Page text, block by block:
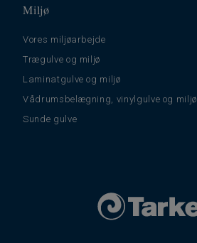
Miljø
Vores miljøarbejde
Trægulve og miljø
Laminatgulve og miljø
Vådrumsbelægning, vinylgulve og miljø
Sunde gulve